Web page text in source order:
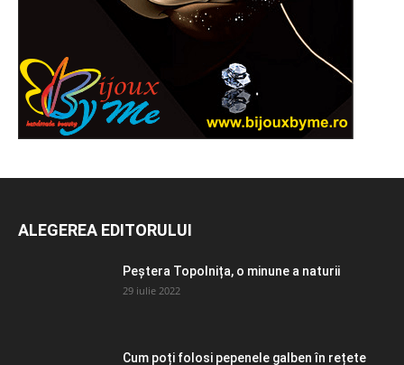
ALEGEREA EDITORULUI
Peștera Topolnița, o minune a naturii
29 iulie 2022
Cum poți folosi pepenele galben în rețete